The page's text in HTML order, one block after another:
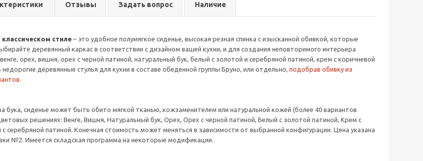
Отзывы Задать вопрос Наличие
стиле – это удобное полумягкое сиденье, высокая резная спинка с изысканной обивкой, которые
деревянный каркас в соответствии с дизайном вашей кухни, и для создания неповторимого интерьера
орех, вишня, орех с черной патиной, натуральный бук, белый с золотой и серебряной патиной, крем с коричневой
деревянные стулья для кухни в составе обеденной группы Бруно, или отдельно, подобрав обивку из
бука, сиденье может быть обито мягкой тканью, кожзаменителем или натуральной кожей (более 40 вариантов
решениях: Венге, Вишня, Натуральный бук, Орех, Орех с черной патиной, Белый с золотой патиной, Крем с
серебряной патиной. Конечная стоимость может меняться в зависимости от выбранной конфигурации. Цена указана
№2. Имеется складская программа на некоторые модификации.